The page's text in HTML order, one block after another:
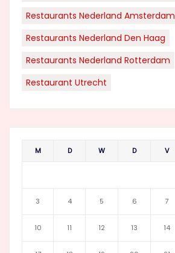
Restaurants Nederland Amsterdam
Restaurants Nederland Den Haag
Restaurants Nederland Rotterdam
Restaurant Utrecht
M D W D V
3 4 5 6 7
10 11 12 13 14